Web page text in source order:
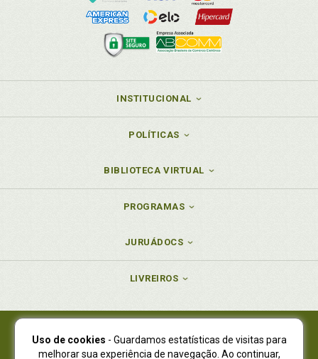
INSTITUCIONAL
POLÍTICAS
BIBLIOTECA VIRTUAL
PROGRAMAS
JURUÁDOCS
LIVREIROS
Juruá Editora Ltda., CNPJ 77.535.508/0001-19
Uso de cookies - Guardamos estatísticas de visitas para
melhorar sua experiência de navegação. Ao continuar,